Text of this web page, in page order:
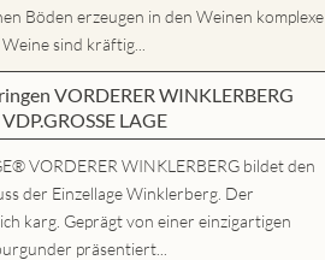
Böden erzeugen in den Weinen komplexe
sind kräftig...
VORDERER WINKLERBERG
LAGE
VORDERER WINKLERBERG bildet den
der Einzellage Winklerberg. Der
karg. Geprägt von einer einzigartigen
präsentiert...